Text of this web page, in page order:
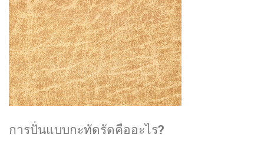
การปั่นแบบกะทัดรัดคืออะไร?